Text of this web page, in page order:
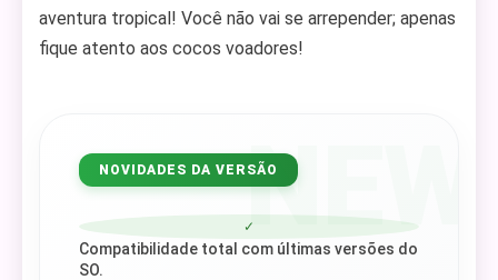
aventura tropical! Você não vai se arrepender; apenas
fique atento aos cocos voadores!
NEW
NOVIDADES DA VERSÃO
✓
Compatibilidade total com últimas versões do
SO.